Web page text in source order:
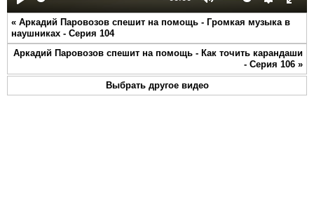
Play Mute Settings
« Аркадий Паровозов спешит на помощь - Громкая музыка в
наушниках - Серия 104
Аркадий Паровозов спешит на помощь - Как точить карандаши
- Серия 106 »
Выбрать другое видео